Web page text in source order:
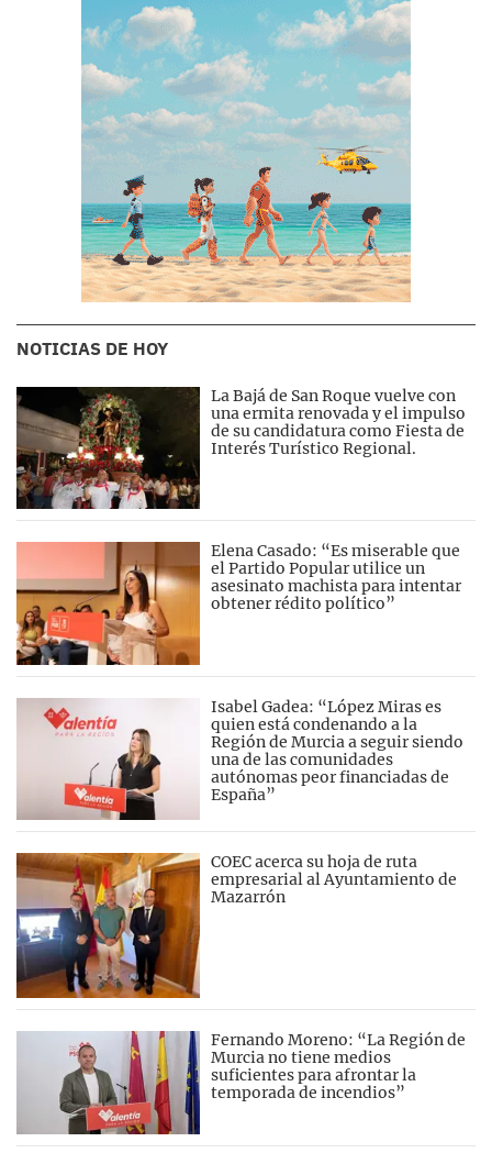
NOTICIAS DE HOY
La Bajá de San Roque vuelve con
una ermita renovada y el impulso
de su candidatura como Fiesta de
Interés Turístico Regional.
Elena Casado: “Es miserable que
el Partido Popular utilice un
asesinato machista para intentar
obtener rédito político”
Isabel Gadea: “López Miras es
quien está condenando a la
Región de Murcia a seguir siendo
una de las comunidades
autónomas peor financiadas de
España”
COEC acerca su hoja de ruta
empresarial al Ayuntamiento de
Mazarrón
Fernando Moreno: “La Región de
Murcia no tiene medios
suficientes para afrontar la
temporada de incendios”